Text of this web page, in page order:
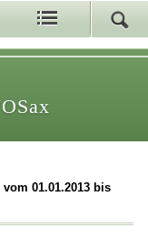
01.01.2013 bis